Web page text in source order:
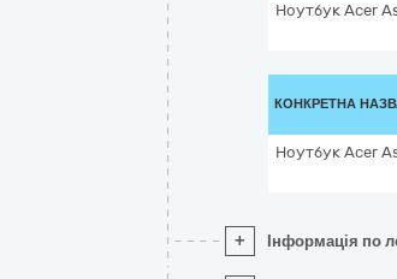
Ноутбук Acer
КОНКРЕТНА
Ноутбук Acer
+ Інформація по